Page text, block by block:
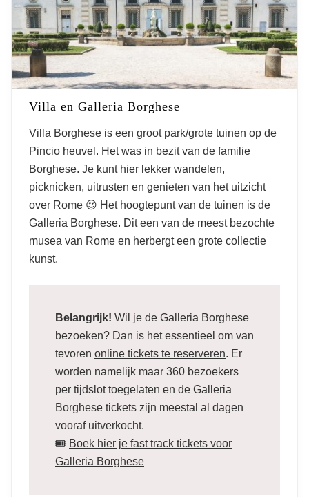
Villa en Galleria Borghese
Villa Borghese is een groot park/grote tuinen op de
Pincio heuvel. Het was in bezit van de familie
Borghese. Je kunt hier lekker wandelen,
picknicken, uitrusten en genieten van het uitzicht
over Rome 😍 Het hoogtepunt van de tuinen is de
Galleria Borghese. Dit een van de meest bezochte
musea van Rome en herbergt een grote collectie
kunst.
Belangrijk! Wil je de Galleria Borghese
bezoeken? Dan is het essentieel om van
tevoren online tickets te reserveren. Er
worden namelijk maar 360 bezoekers
per tijdslot toegelaten en de Galleria
Borghese tickets zijn meestal al dagen
vooraf uitverkocht.
🎟️ Boek hier je fast track tickets voor
Galleria Borghese